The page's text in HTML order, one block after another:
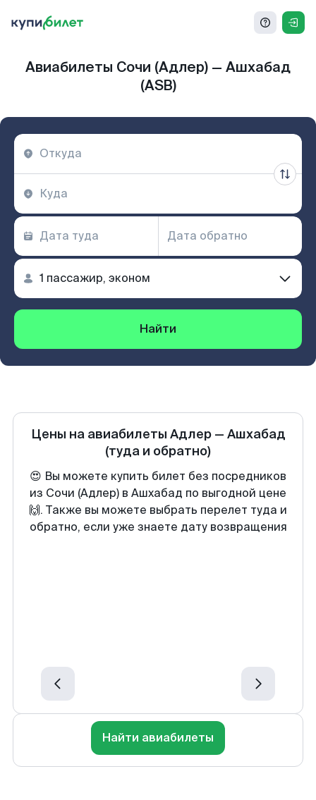
Авиабилеты Сочи (Адлер) — Ашхабад
(ASB)
Найти
Цены на авиабилеты Адлер— Ашхабад
(туда и обратно)
😍 Вы можете купить билет без посредников
из Сочи (Адлер) в Ашхабад по выгодной цене
🙌. Также вы можете выбрать перелет туда и
обратно, если уже знаете дату возвращения
Найти авиабилеты